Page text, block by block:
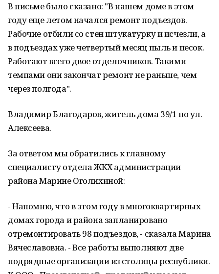
В письме было сказано: "В нашем доме в этом
году еще летом начался ремонт подъездов.
Рабочие отбили со стен штукатурку и исчезли, а
в подъездах уже четвертый месяц пыль и песок.
Работают всего двое отделочников. Такими
темпами они закончат ремонт не раньше, чем
через полгода".
Владимир Благодаров, житель дома 39/1 по ул.
Алексеева.
За ответом мы обратились к главному
специалисту отдела ЖКХ администрации
района Марине Оголихиной:
- Напомню, что в этом году в многоквартирных
домах города и района запланировано
отремонтировать 98 подъездов, - сказала Марина
Вячеславовна. - Все работы выполняют две
подрядные организации из столицы республики.